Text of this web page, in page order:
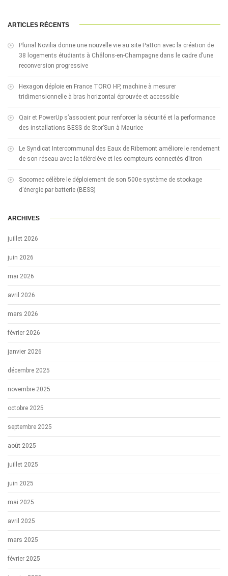
ARTICLES RÉCENTS
Plurial Novilia donne une nouvelle vie au site Patton avec la création de
38 logements étudiants à Châlons-en-Champagne dans le cadre d’une
reconversion progressive
Hexagon déploie en France TORO HP, machine à mesurer
tridimensionnelle à bras horizontal éprouvée et accessible
Qair et PowerUp s’associent pour renforcer la sécurité et la performance
des installations BESS de Stor’Sun à Maurice
Le Syndicat Intercommunal des Eaux de Ribemont améliore le rendement
de son réseau avec la télérelève et les compteurs connectés d’Itron
Socomec célèbre le déploiement de son 500e système de stockage
d’énergie par batterie (BESS)
ARCHIVES
juillet 2026
juin 2026
mai 2026
avril 2026
mars 2026
février 2026
janvier 2026
décembre 2025
novembre 2025
octobre 2025
septembre 2025
août 2025
juillet 2025
juin 2025
mai 2025
avril 2025
mars 2025
février 2025